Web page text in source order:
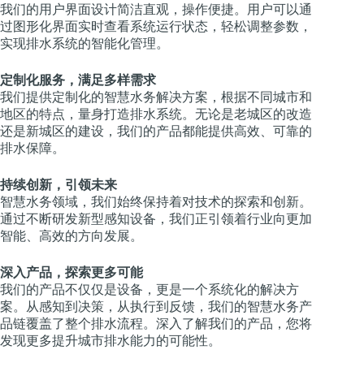
我们的用户界面设计简洁直观，操作便捷。用户可以通
过图形化界面实时查看系统运行状态，轻松调整参数，
实现排水系统的智能化管理。
定制化服务，满足多样需求
我们提供定制化的智慧水务解决方案，根据不同城市和
地区的特点，量身打造排水系统。无论是老城区的改造
还是新城区的建设，我们的产品都能提供高效、可靠的
排水保障。
持续创新，引领未来
智慧水务领域，我们始终保持着对技术的探索和创新。
通过不断研发新型感知设备，我们正引领着行业向更加
智能、高效的方向发展。
深入产品，探索更多可能
我们的产品不仅仅是设备，更是一个系统化的解决方
案。从感知到决策，从执行到反馈，我们的智慧水务产
品链覆盖了整个排水流程。深入了解我们的产品，您将
发现更多提升城市排水能力的可能性。